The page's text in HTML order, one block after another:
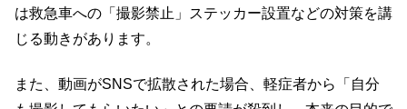
は救急車への「撮影禁止」ステッカー設置などの対策を講
じる動きがあります。
また、動画がSNSで拡散された場合、軽症者から「自分